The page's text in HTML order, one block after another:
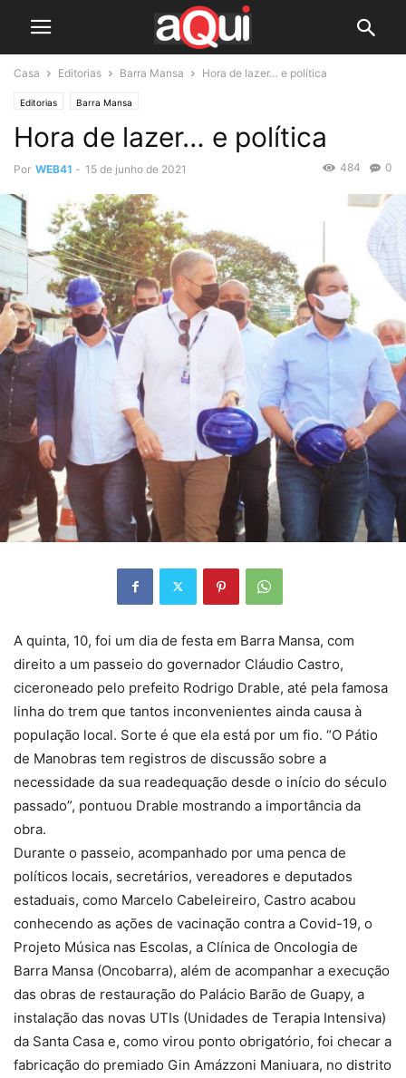
Casa Editorias Barra Mansa Hora de lazer… e política
Editorias Barra Mansa
Hora de lazer… e política
Por WEB41 - 15 de junho de 2021 0
484
A quinta, 10, foi um dia de festa em Barra Mansa, com
direito a um passeio do governador Cláudio Castro,
ciceroneado pelo prefeito Rodrigo Drable, até pela famosa
linha do trem que tantos inconvenientes ainda causa à
população local. Sorte é que ela está por um fio. “O Pátio
de Manobras tem registros de discussão sobre a
necessidade da sua readequação desde o início do século
passado”, pontuou Drable mostrando a importância da
obra.
Durante o passeio, acompanhado por uma penca de
políticos locais, secretários, vereadores e deputados
estaduais, como Marcelo Cabeleireiro, Castro acabou
conhecendo as ações de vacinação contra a Covid-19, o
Projeto Música nas Escolas, a Clínica de Oncologia de
Barra Mansa (Oncobarra), além de acompanhar a execução
das obras de restauração do Palácio Barão de Guapy, a
instalação das novas UTIs (Unidades de Terapia Intensiva)
da Santa Casa e, como virou ponto obrigatório, foi checar a
fabricação do premiado Gin Amázzoni Maniuara, no distrito